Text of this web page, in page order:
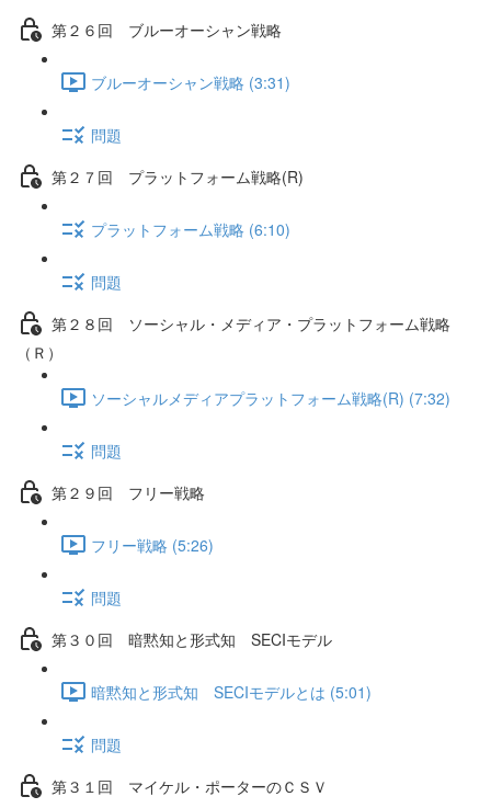
第２６回 ブルーオーシャン戦略
ブルーオーシャン戦略 (3:31)
問題
第２７回 プラットフォーム戦略(R)
プラットフォーム戦略 (6:10)
問題
第２８回 ソーシャル・メディア・プラットフォーム戦略
（Ｒ）
ソーシャルメディアプラットフォーム戦略(R) (7:32)
問題
第２９回 フリー戦略
フリー戦略 (5:26)
問題
第３０回 暗黙知と形式知 SECIモデル
暗黙知と形式知 SECIモデルとは (5:01)
問題
第３１回 マイケル・ポーターのＣＳＶ